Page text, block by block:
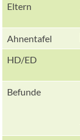
Eltern
Ahnentafel
HD/ED
Befunde